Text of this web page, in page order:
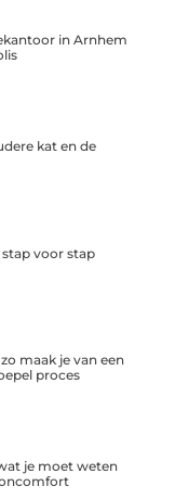
in Arnhem
kat en de
voor stap
maak je van een
proces
je moet weten